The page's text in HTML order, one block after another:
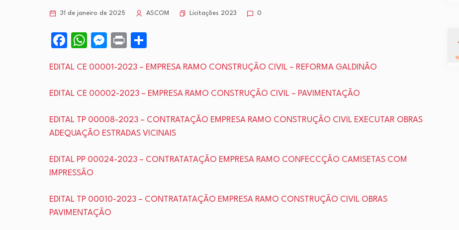
31 de janeiro de 2025 ASCOM Licitações 2023 0
Facebook
WhatsApp
Messenger
Print
EDITAL CE 00001-2023 – EMPRESA RAMO CONSTRUÇÃO CIVIL – REFORMA GALDINÃO
EDITAL CE 00002-2023 – EMPRESA RAMO CONSTRUÇÃO CIVIL – PAVIMENTAÇÃO
EDITAL TP 00008-2023 – CONTRATAÇÃO EMPRESA RAMO CONSTRUÇÃO CIVIL EXECUTAR OBRAS
ADEQUAÇÃO ESTRADAS VICINAIS
EDITAL PP 00024-2023 – CONTRATATAÇÃO EMPRESA RAMO CONFECCÇÃO CAMISETAS COM
IMPRESSÃO
EDITAL TP 00010-2023 – CONTRATATAÇÃO EMPRESA RAMO CONSTRUÇÃO CIVIL OBRAS
PAVIMENTAÇÃO